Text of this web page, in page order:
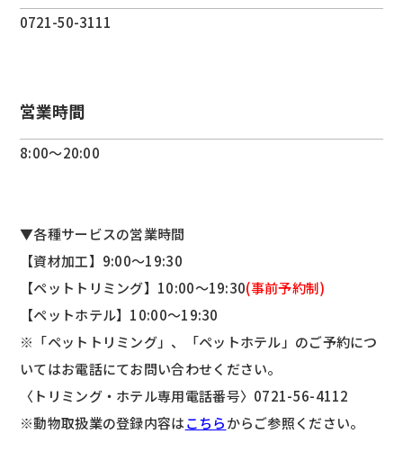
0721-50-3111
営業時間
8:00～20:00
▼各種サービスの営業時間
【資材加工】9:00～19:30
【ペットトリミング】10:00～19:30(事前予約制)
【ペットホテル】10:00～19:30
※「ペットトリミング」、「ペットホテル」のご予約につ
いてはお電話にてお問い合わせください。
〈トリミング・ホテル専用電話番号〉 0721-56-4112
※動物取扱業の登録内容はこちらからご参照ください。